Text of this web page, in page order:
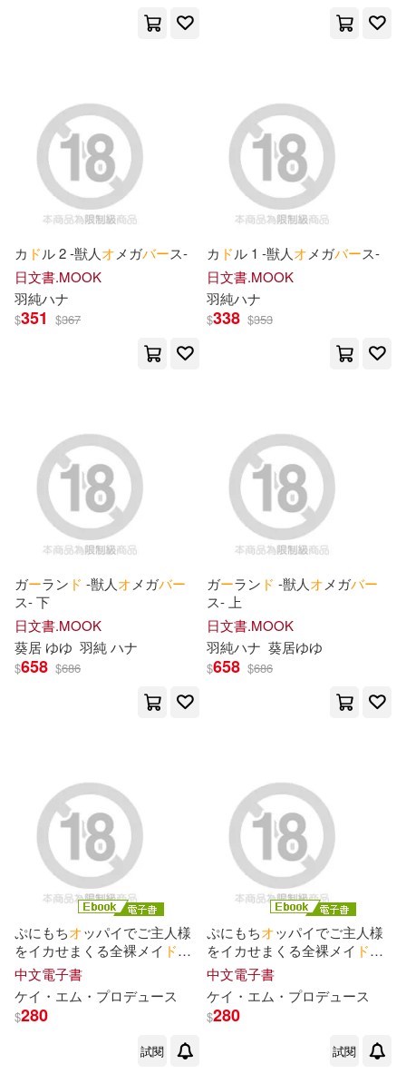
楓原こうた(3) 水月ありす(3)
田畠裕基(3)
竜庭ケンジ(3) 竹內一弘(3)
美女オムニバス(3) 葉月翼(3)
Matsuki(2)
SS-Paradiseガールズ(2)
TMA(2)
kiki(2) kodamazon(2)
saino(2)
《CODE GEASS 反叛的魯路修》
系列(2)
くろねこどらごん(2)
こしの(2) こはるんるん(2)
さとう(2) しんこせい(2)
じゃいあん(2)
ー(1)
ドレミ樂譜出版社(1)
ポプラ社(1)
ヤマハミュージック(1)
ランティス(1) リイド社(1)
博碩(1)
大樹林(1) 学芸出版社(1)
宝島社(1) 実業之日本社(1)
寶島社(1)
幻冬舎コミックス(1)
日本テレビサービス(1)
日本ヴォーグ社(1)
日東書院本社(1) 日経BP(1)
早稲田大学出版部(1)
東京創元社(1) 東宝(1)
東雨文化(1)
カ ドル 2 ‐獣人オ メガバース‐
日文書.MOOK
羽純ハナ
$351 $367
カ ドル 1 ‐獣人オ メガバース‐
日文書.MOOK
羽純ハナ
$338 $353
ガーラン ド -獣人オ メガバー
ス- 下
日文書.MOOK
葵居 ゆゆ 羽純 ハナ
$658 $686
ガーラン ド -獣人オ メガバー
ス- 上
日文書.MOOK
羽純ハナ 葵居ゆゆ
$658 $686
ぷにもちオッパイでご主人様
をイカせまくる全裸メイ ドの
神奉仕ハー
書)
中文電子書
ケイ・エム・プロデュ ース
$280
試閱
ぷにもちオッパイでご主人様
をイカせまくる全裸メイ ドの
神奉仕ハー
書)
中文電子書
ケイ・エム・プロデュ ース
$280
試閱